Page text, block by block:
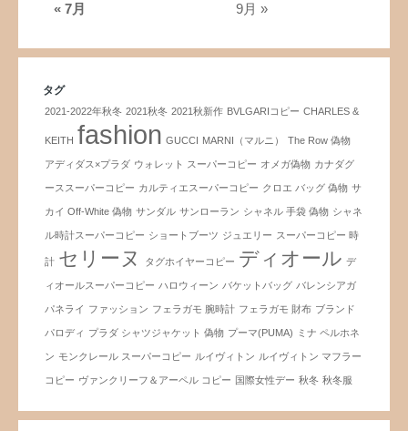
« 7月 9月 »
タグ
2021-2022年秋冬 2021秋冬 2021秋新作 BVLGARIコピー CHARLES &
KEITH fashion GUCCI MARNI（マルニ） The Row 偽物
アディダス×プラダ ウォレット スーパーコピー オメガ偽物 カナダグ
ーススーパーコピー カルティエスーパーコピー クロエ バッグ 偽物 サ
カイ Off-White 偽物 サンダル サンローラン シャネル 手袋 偽物 シャネ
ル時計スーパーコピー ショートブーツ ジュエリー スーパーコピー 時
計 セリーヌ タグホイヤーコピー ディオール デ
ィオールスーパーコピー ハロウィーン バケットバッグ バレンシアガ
パネライ ファッション フェラガモ 腕時計 フェラガモ 財布 ブランド
パロディ プラダ シャツジャケット 偽物 プーマ(PUMA) ミナ ペルホネ
ン モンクレール スーパーコピー ルイヴィトン ルイヴィトン マフラー
コピー ヴァンクリーフ＆アーペル コピー 国際女性デー 秋冬 秋冬服